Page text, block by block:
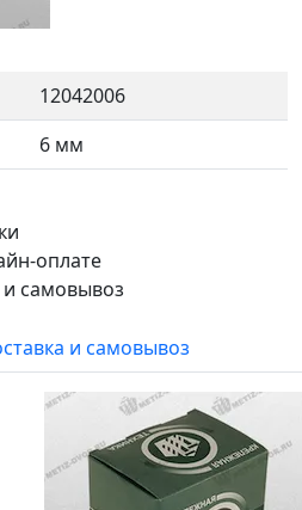
12042006
6 мм
оплате
и самовывоз
и самовывоз